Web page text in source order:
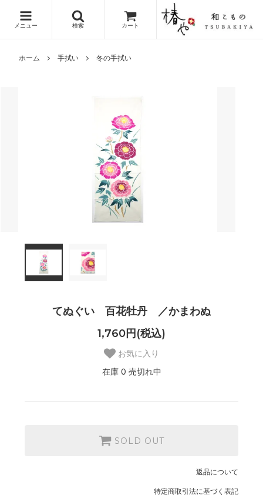
メニュー 検索 カート
ホーム 手拭い 冬の手拭い
てぬぐい 百花牡丹 ／かまわぬ
1,760円(税込)
お気に入り
在庫 0 売切れ中
SOLD OUT
返品について
特定商取引法に基づく表記